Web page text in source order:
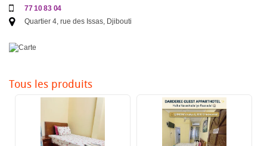
77 10 83 04
Quartier 4, rue des Issas, Djibouti
Tous les produits